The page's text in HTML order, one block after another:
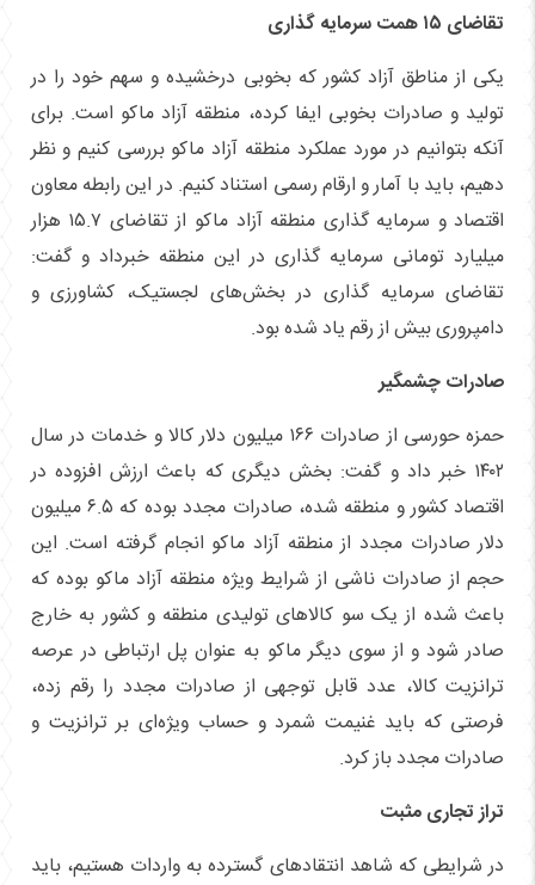
تقاضای ۱۵ همت سرمایه گذاری
یکی از مناطق آزاد کشور که بخوبی درخشیده و سهم خود را در
تولید و صادرات بخوبی ایفا کرده، منطقه آزاد ماکو است. برای
آنکه بتوانیم در مورد عملکرد منطقه آزاد ماکو بررسی کنیم و نظر
دهیم، باید با آمار و ارقام رسمی استناد کنیم. در این رابطه معاون
اقتصاد و سرمایه گذاری منطقه آزاد ماکو از تقاضای ۱۵.۷ هزار
میلیارد تومانی سرمایه گذاری در این منطقه خبرداد و گفت:
تقاضای سرمایه گذاری در بخش‌های لجستیک، کشاورزی و
دامپروری بیش از رقم یاد شده بود.
صادرات چشمگیر
حمزه حورسی از صادرات ۱۶۶ میلیون دلار کالا و خدمات در سال
۱۴۰۲ خبر داد و گفت: بخش دیگری که باعث ارزش افزوده در
اقتصاد کشور و منطقه شده، صادرات مجدد بوده که ۶.۵ میلیون
دلار صادرات مجدد از منطقه آزاد ماکو انجام گرفته است. این
حجم از صادرات ناشی از شرایط ویژه منطقه آزاد ماکو بوده که
باعث شده از یک سو کالا‌های تولیدی منطقه و کشور به خارج
صادر شود و از سوی دیگر ماکو به عنوان پل ارتباطی در عرصه
ترانزیت کالا، عدد قابل توجهی از صادرات مجدد را رقم زده،
فرصتی که باید غنیمت شمرد و حساب ویژه‌ای بر ترانزیت و
صادرات مجدد باز کرد.
تراز تجاری مثبت
در شرایطی که شاهد انتقاد‌های گسترده به واردات هستیم، باید